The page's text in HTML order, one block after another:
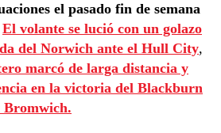
el pasado fin de semana
El volante se lució con un golazo
del Norwich ante el Hull City,
marcó de larga distancia y
en la victoria del Blackburn
Bromwich.